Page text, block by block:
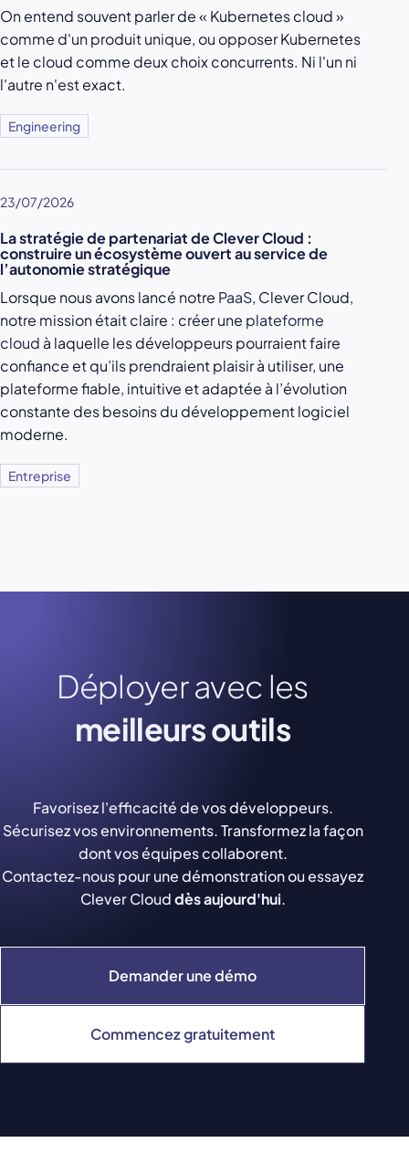
On entend souvent parler de « Kubernetes cloud »
comme d'un produit unique, ou opposer Kubernetes
et le cloud comme deux choix concurrents. Ni l'un ni
l'autre n'est exact.
Engineering
23/07/2026
La stratégie de partenariat de Clever Cloud :
construire un écosystème ouvert au service de
l’autonomie stratégique
Lorsque nous avons lancé notre PaaS, Clever Cloud,
notre mission était claire : créer une plateforme
cloud à laquelle les développeurs pourraient faire
confiance et qu’ils prendraient plaisir à utiliser, une
plateforme fiable, intuitive et adaptée à l’évolution
constante des besoins du développement logiciel
moderne.
Entreprise
Déployer avec les
meilleurs outils
Demander une démo
Commencez gratuitement
Favorisez l'efficacité de vos développeurs.
Sécurisez vos environnements. Transformez la façon
dont vos équipes collaborent.
Contactez-nous pour une démonstration ou essayez
Clever Clouddès aujourd'hui.